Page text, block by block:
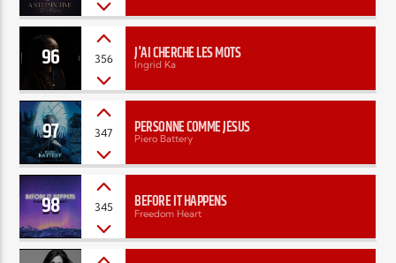
96 356 J'AI CHERCHÉ LES MOTS
Ingrid Ka
97 347 PERSONNE COMME JÉSUS
Piero Battery
98 345 BEFORE IT HAPPENS
Freedom Heart